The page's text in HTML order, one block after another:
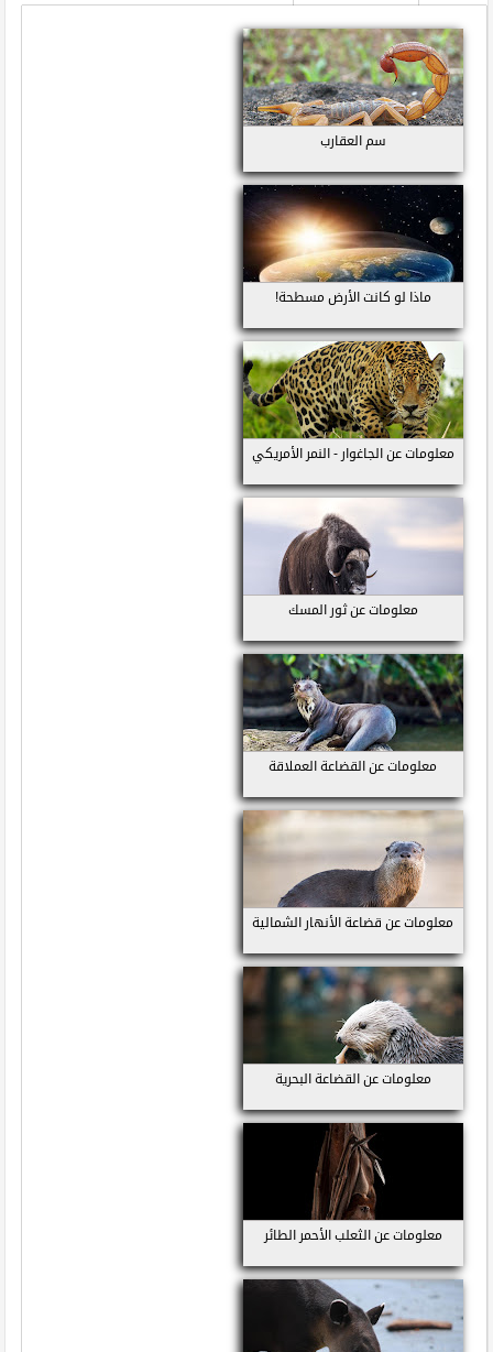
سم العقارب
ماذا لو كانت الأرض مسطحة!
معلومات عن الجاغوار - النمر الأمريكي
معلومات عن ثور المسك
معلومات عن القضاعة العملاقة
معلومات عن قضاعة الأنهار الشمالية
معلومات عن القضاعة البحرية
معلومات عن الثعلب الأحمر الطائر